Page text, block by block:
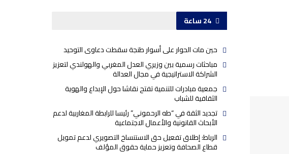
24 ساعة
حين مات الحوار على أسوار طنجة سقطت دعاوى التوحيد
مباحثات رسمية بين وزيري العدل المغربي والهولندي لتعزيز
الشراكة الاستراتيجية في مجال العدالة
جمعية مبادرات للتنمية تفتح نقاشا حول الإبداع والهوية
الثقافية للشباب
تجديد الثقة في “طه الرحموني” رئيسا للرابطة المغاربية لدعم
الأبحاث القانونية والأعمال الاجتماعية
الرباط: إطلاق تفعيل حق الاستنساخ التصويري لدعم تمويل
قطاع الصحافة وتعزيز حماية حقوق المؤلف